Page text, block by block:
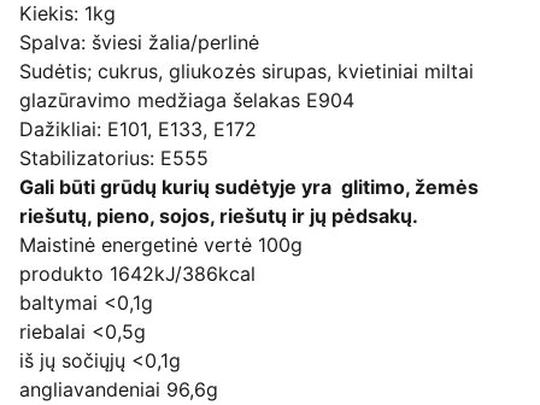
Kiekis: 1kg
Spalva: šviesi žalia/perlinė
Sudėtis; cukrus, gliukozės sirupas, kvietiniai miltai
glazūravimo medžiaga šelakas E904
Dažikliai: E101, E133, E172
Stabilizatorius: E555
Gali būti grūdų kurių sudėtyje yra glitimo, žemės
riešutų, pieno, sojos, riešutų ir jų pėdsakų.
Maistinė energetinė vertė 100g
produkto 1642kJ/386kcal
baltymai <0,1g
riebalai <0,5g
iš jų sočiųjų <0,1g
angliavandeniai 96,6g